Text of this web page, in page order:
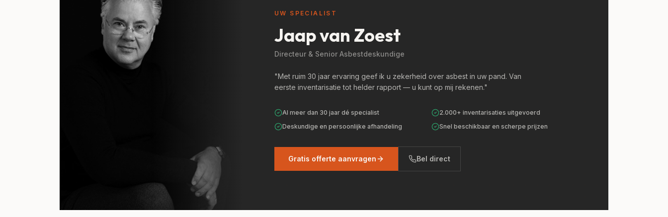
UW SPECIALIST
Jaap van Zoest
Directeur & Senior Asbestdeskundige
"Met ruim 30 jaar ervaring geef ik u zekerheid over asbest in uw pand. Van
eerste inventarisatie tot helder rapport — u kunt op mij rekenen."
Al meer dan 30 jaar dé specialist
2.000+ inventarisaties uitgevoerd
Deskundige en persoonlijke afhandeling
Snel beschikbaar en scherpe prijzen
Gratis offerte aanvragen Bel direct